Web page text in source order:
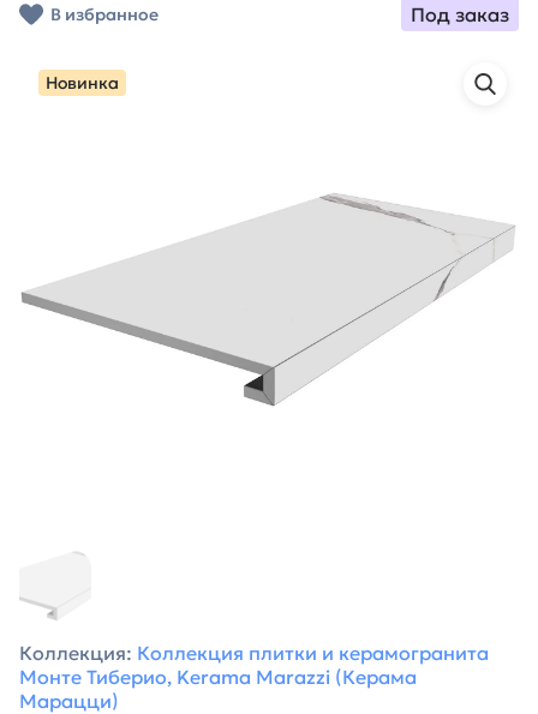
В избранное Под заказ
Новинка
Коллекция: Коллекция плитки и керамогранита
Монте Тиберио, Kerama Marazzi (Керама
Марацци)